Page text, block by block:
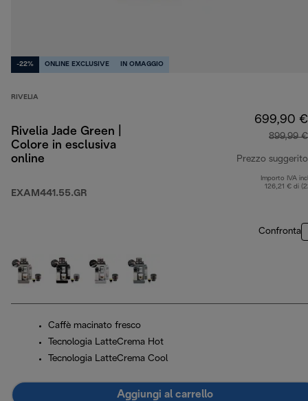
-22% ONLINE EXCLUSIVE IN OMAGGIO
RIVELIA
Rivelia Jade Green |
Colore in esclusiva
online
EXAM441.55.GR
699,90 €
899,99 €
Prezzo suggerito
Importo IVA
126,21 € di
Confronta
Caffè macinato fresco
Tecnologia LatteCrema Hot
Tecnologia LatteCrema Cool
Aggiungi al carrello